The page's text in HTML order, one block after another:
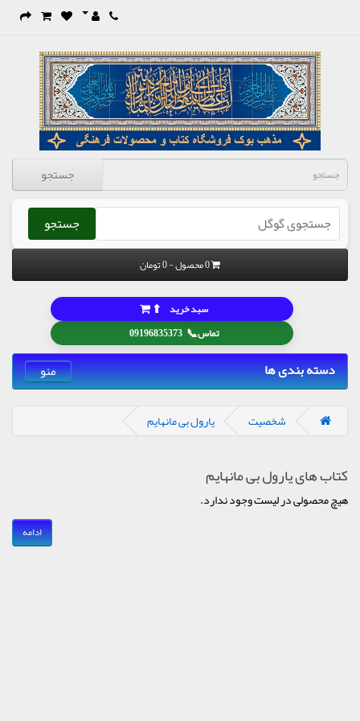
جستجو
جستجو
0 محصول - 0 تومان
تماس📞
09196835373
سبد خرید ⬆
دسته بندی ها منو
شخصیت یارول بی مانهایم
کتاب های یارول بی مانهایم
هیچ محصولی در لیست وجود ندارد.
ادامه